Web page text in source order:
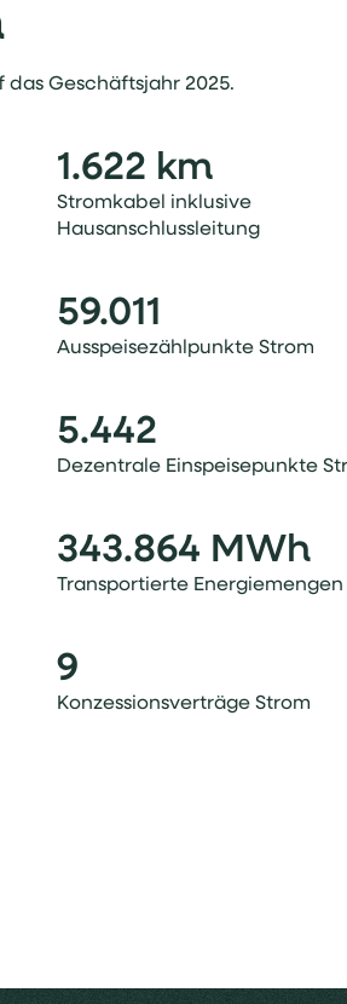
Geschäftsjahr 2025.
1.622 km
Stromkabel inklusive
Hausanschlussleitung
59.011
Ausspeisezählpunkte Strom
5.442
Dezentrale Einspeisepunkte
343.864 MWh
Transportierte Energiemengen
9
Konzessionsverträge Strom